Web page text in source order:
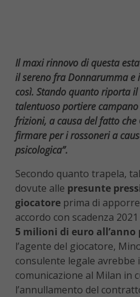
Il maxi rinnovo di questa
il sereno fra Donnarumma e
così. Stando quanto riporta il
talentuoso portiere
frizioni, a causa del fatto
firmare per i rossoneri a
psicologica”.
Secondo quanto trapela,
dovute alle presunte
giocatore prima di
accordo con scadenza
5 milioni di euro all’anno
l’agente del giocatore,
consulente legale avrebbe
comunicazione al Milan in
l’annullamento del